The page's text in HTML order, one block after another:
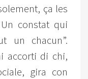
ça les
constat qui
un chacun”.
accorti di chi,
gira con